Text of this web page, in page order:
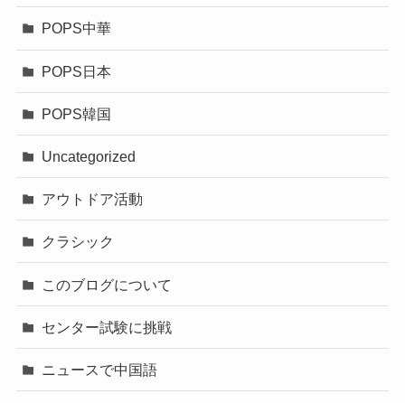
POPS中華
POPS日本
POPS韓国
Uncategorized
アウトドア活動
クラシック
このブログについて
センター試験に挑戦
ニュースで中国語